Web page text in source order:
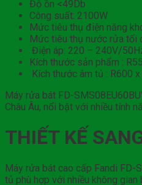
Độ ồn <49Db
Công suất: 2100W
Mức tiêu thụ điện năng
Mức tiêu thụ nước rửa tối
Điện áp: 220 – 240V/
Kích thước sản phẩm :
Kích thước âm tủ : R600
Máy rửa bát FD-
Châu Âu, nổi bật với nhiều tính
THIẾT KẾ
Máy rửa bát cao cấp Fandi FD-
tủ phù hợp với nhiều không gian